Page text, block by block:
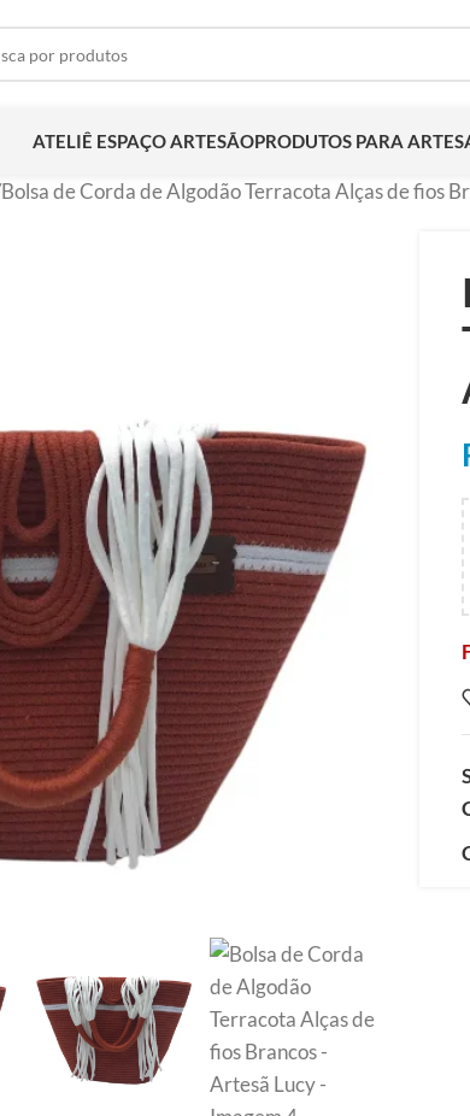
ATELIÊ ESPAÇO ARTESÃOPRODUTOS PARA
Bolsa de Corda de Algodão Terracota Alças de fios